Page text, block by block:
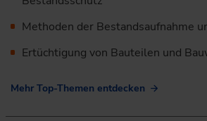
Methoden der Bestandsaufnahme
Ertüchtigung von Bauteilen und
Mehr Top-Themen entdecken